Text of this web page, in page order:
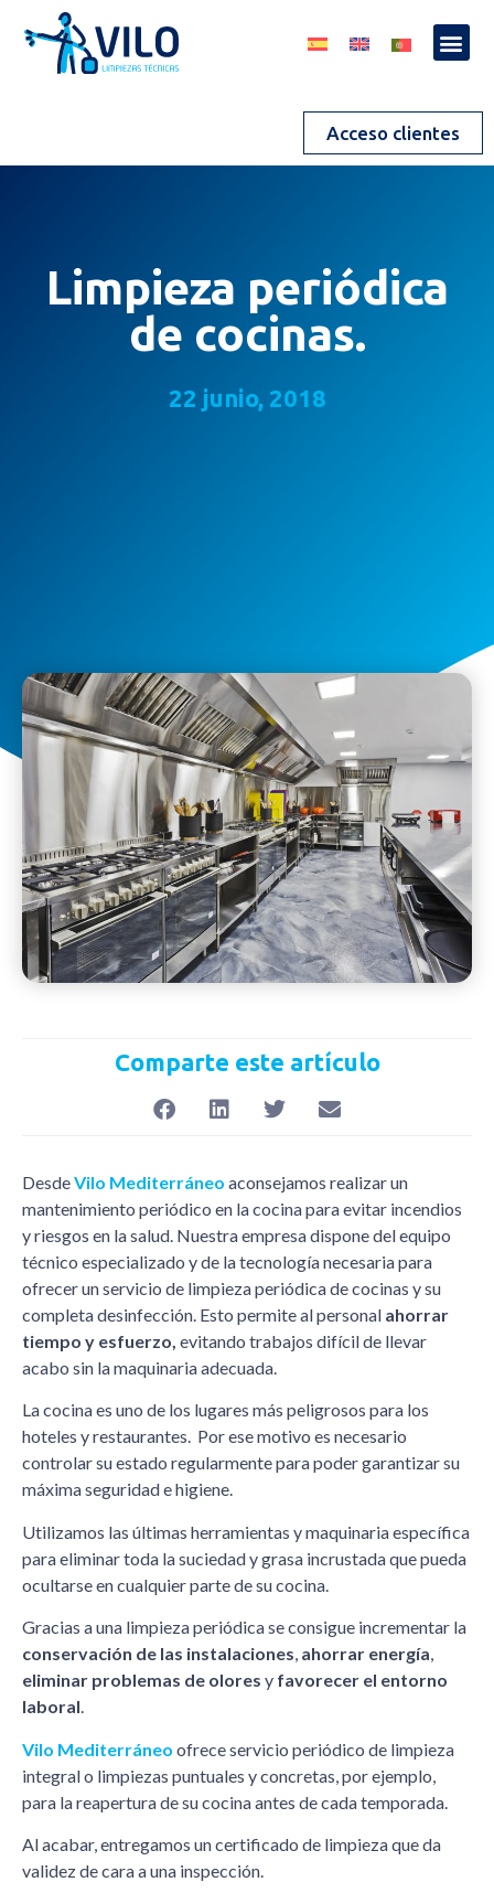
Acceso clientes
Limpieza periódica
de cocinas.
22 junio, 2018
Comparte este artículo
DesdeVilo Mediterráneo aconsejamos realizar un
mantenimiento periódico en la cocina para evitar incendios
y riesgos en la salud. Nuestra empresa dispone del equipo
técnico especializado y de la tecnología necesaria para
ofrecer un servicio de limpieza periódica de cocinas y su
completa desinfección. Esto permite al personal ahorrar
tiempo y esfuerzo, evitando trabajos difícil de llevar
acabo sin la maquinaria adecuada.
La cocina es uno de los lugares más peligrosos para los
hoteles y restaurantes. Por ese motivo es necesario
controlar su estado regularmente para poder garantizar su
máxima seguridad e higiene.
Utilizamos las últimas herramientas y maquinaria específica
para eliminar toda la suciedad y grasa incrustada que pueda
ocultarse en cualquier parte de su cocina.
Gracias a una limpieza periódica se consigue incrementar la
conservación de las instalaciones, ahorrar energía,
eliminar problemas de olores y favorecer el entorno
laboral.
Vilo Mediterráneo ofrece servicio periódico de limpieza
integral o limpiezas puntuales y concretas, por ejemplo,
para la reapertura de su cocina antes de cada temporada.
Al acabar, entregamos un certificado de limpieza que da
validez de cara a una inspección.